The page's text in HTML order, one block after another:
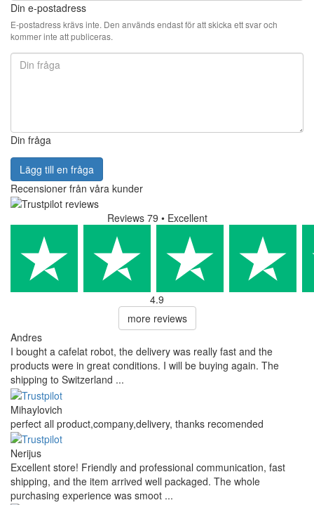
Din e-postadress
E-postadress krävs inte. Den används endast för att skicka ett svar och
kommer inte att publiceras.
Din fråga
Lägg till en fråga
Recensioner från våra kunder
Reviews 79 • Excellent
4.9
more reviews
Andres
I bought a cafelat robot, the delivery was really fast and the
products were in great conditions. I will be buying again. The
shipping to Switzerland ...
Mihaylovich
perfect all product,company,delivery, thanks recomended
Nerijus
Excellent store! Friendly and professional communication, fast
shipping, and the item arrived well packaged. The whole
purchasing experience was smoot ...